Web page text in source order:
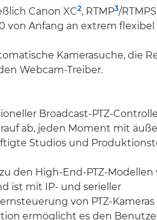
Canon XC2, RTMP3/
von Anfang an extrem
Kamerasuche, die
Webcam-Treiber.
Broadcast-PTZ-
ab, jeden Moment mit
Studios und
den High-End-PTZ-Modellen
ist mit IP- und serieller
von PTZ-Kameras
ermöglicht es den